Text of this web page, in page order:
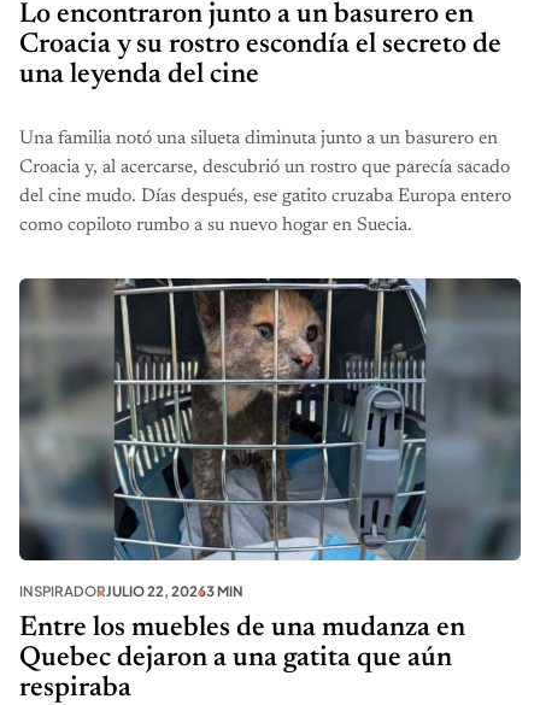
Lo encontraron junto a un basurero en
Croacia y su rostro escondía el secreto de
una leyenda del cine
Una familia notó una silueta diminuta junto a un basurero en
Croacia y, al acercarse, descubrió un rostro que parecía sacado
del cine mudo. Días después, ese gatito cruzaba Europa entero
como copiloto rumbo a su nuevo hogar en Suecia.
INSPIRADORJULIO 22, 20263 MIN
Entre los muebles de una mudanza en
Quebec dejaron a una gatita que aún
respiraba